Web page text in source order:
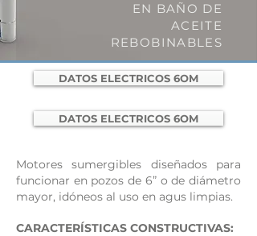
EN BAÑO DE
ACEITE
REBOBINABLES
DATOS ELECTRICOS 6OM
DATOS ELECTRICOS 6OM
Motores sumergibles diseñados para
funcionar en pozos de 6” o de diámetro
mayor, idóneos al uso en agus limpias.
CARACTERÍSTICAS CONSTRUCTIVAS: